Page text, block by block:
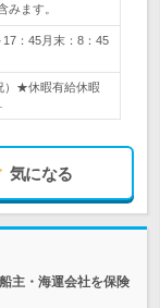
ます。
：45月末：8：45
）★休暇有給休暇
気になる
主・海運会社を保険